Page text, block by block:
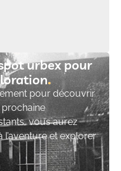
urbex pour
pour découvrir
vous aurez
et explorer